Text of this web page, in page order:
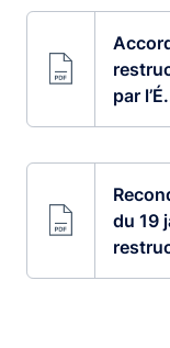
par
du 19